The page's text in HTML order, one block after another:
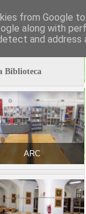
Biblioteca
ARC
from Google
along with
and address